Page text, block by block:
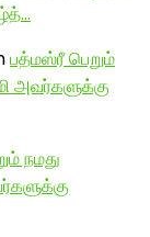
பத்மஸ்ரீ பெறும்
அவர்களுக்கு
நமது